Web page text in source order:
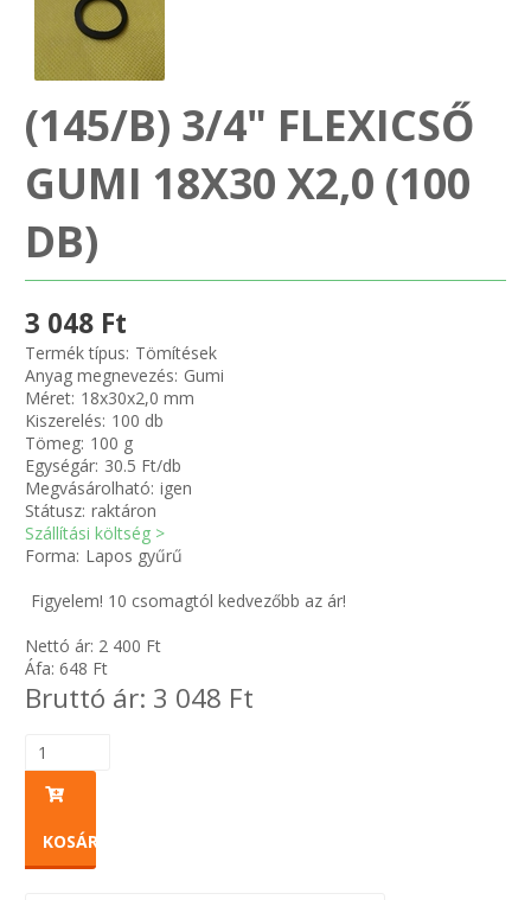
KOMPRESSZOR-SZIVATTYÚ TÖMÍTÉS
RÉZ-ALUMÍNIUM ALÁTÉTEK LÁGYÍTVA
O-GYŰRŰ
SIMÍTÓZÁRAS TASAK
SZORTÍROZÓ DOBOZ-KÉSZLET
TÖMLŐBILINCS
(145/B) 3/4" FLEXICSŐ
GUMI 18X30 X2,0 (100
DB)
3 048 Ft
Termék típus: Tömítések
Anyag megnevezés: Gumi
Méret: 18x30x2,0 mm
Kiszerelés: 100 db
Tömeg: 100 g
Egységár: 30.5 Ft/db
Megvásárolható: igen
Státusz: raktáron
Szállítási költség >
Forma: Lapos gyűrű
Figyelem! 10 csomagtól kedvezőbb az ár!
Nettó ár: 2 400 Ft
Áfa:648 Ft
Bruttó ár: 3 048 Ft
KOSÁRBA